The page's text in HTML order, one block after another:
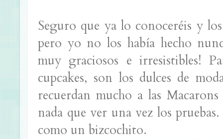
Seguro que ya lo conoceréis y
pero yo no los había hecho
muy graciosos e irresistibles!
cupcakes, son los dulces de
recuerdan mucho a las
nada que ver una vez los
como un bizcochito.